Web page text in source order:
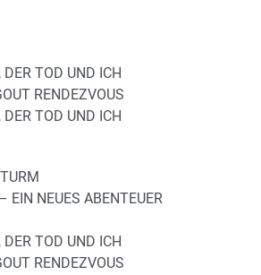
TOD UND ICH
RENDEZVOUS
TOD UND ICH
EIN NEUES ABENTEUER
TOD UND ICH
RENDEZVOUS